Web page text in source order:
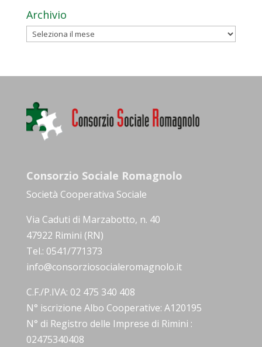
Archivio
Archivio
Consorzio Sociale Romagnolo
Società Cooperativa Sociale
Via Caduti di Marzabotto, n. 40
47922 Rimini (RN)
Tel.: 0541/771373
info@consorziosocialeromagnolo.it
C.F./P.IVA: 02 475 340 408
N° iscrizione Albo Cooperative: A120195
N° di Registro delle Imprese di Rimini :
02475340408